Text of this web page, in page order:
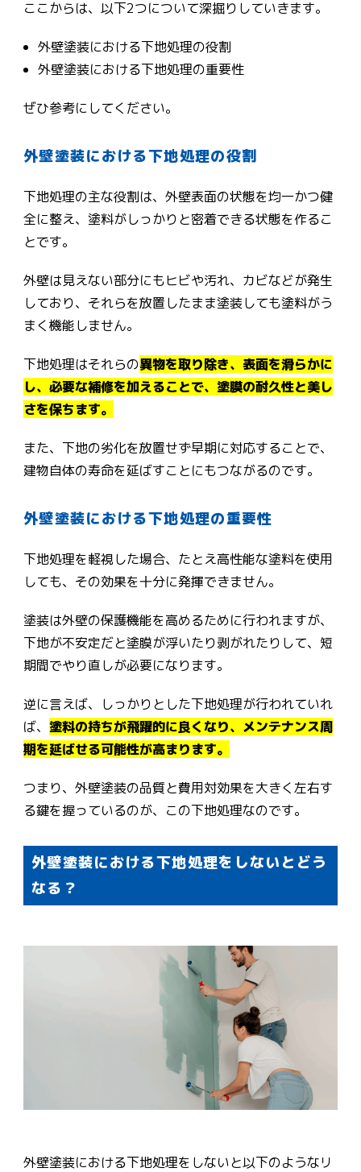
ここからは、以下2つについて深掘りしていきます。
外壁塗装における下地処理の役割
外壁塗装における下地処理の重要性
ぜひ参考にしてください。
外壁塗装における下地処理の役割
下地処理の主な役割は、外壁表面の状態を均一かつ健
全に整え、塗料がしっかりと密着できる状態を作るこ
とです。
外壁は見えない部分にもヒビや汚れ、カビなどが発生
しており、それらを放置したまま塗装しても塗料がう
まく機能しません。
下地処理はそれらの異物を取り除き、表面を滑らかに
し、必要な補修を加えることで、塗膜の耐久性と美し
さを保ちます。
また、下地の劣化を放置せず早期に対応することで、
建物自体の寿命を延ばすことにもつながるのです。
外壁塗装における下地処理の重要性
下地処理を軽視した場合、たとえ高性能な塗料を使用
しても、その効果を十分に発揮できません。
塗装は外壁の保護機能を高めるために行われますが、
下地が不安定だと塗膜が浮いたり剥がれたりして、短
期間でやり直しが必要になります。
逆に言えば、しっかりとした下地処理が行われていれ
ば、 塗料の持ちが飛躍的に良くなり、メンテナンス周
期を延ばせる可能性が高まります。
つまり、外壁塗装の品質と費用対効果を大きく左右す
る鍵を握っているのが、この下地処理なのです。
外壁塗装における下地処理をしないとどう
なる？
外壁塗装における下地処理をしないと以下のようなリ